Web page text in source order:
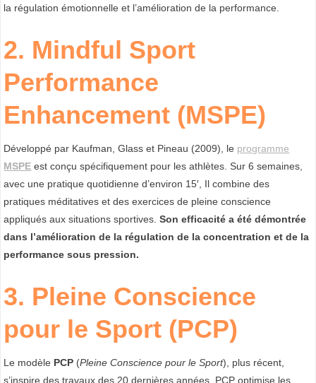
la régulation émotionnelle et l’amélioration de la performance.
2. Mindful Sport
Performance
Enhancement (MSPE)
Développé par Kaufman, Glass et Pineau (2009), le programme
MSPE est conçu spécifiquement pour les athlètes. Sur 6 semaines,
avec une pratique quotidienne d’environ 15′, Il combine des
pratiques méditatives et des exercices de pleine conscience
appliqués aux situations sportives.Son efficacité a été démontrée
dans l’amélioration de la régulation de la concentration et de la
performance sous pression.
3. Pleine Conscience
pour le Sport (PCP)
Le modèle PCP (Pleine Conscience pour le Sport), plus récent,
s’inspire des travaux des 20 dernières années. PCP optimise les